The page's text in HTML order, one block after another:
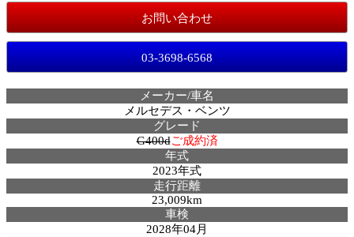
お問い合わせ
03-3698-6568
メーカー/車名
メルセデス・ベンツ
グレード
G400dご成約済
年式
2023年式
走行距離
23,009km
車検
2028年04月